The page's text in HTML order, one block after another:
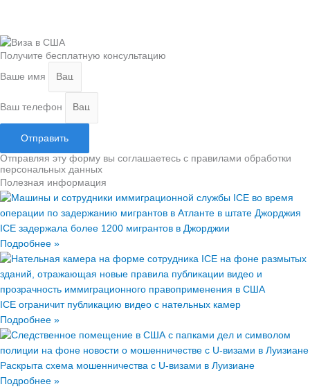
Получите бесплатную консультацию
Ваше имя
Ваш телефон
Отправить
Отправляя эту форму вы соглашаетесь с правилами обработки
персональных данных
Полезная информация
ICE задержала более 1200 мигрантов в Джорджии
Подробнее »
ICE ограничит публикацию видео с нательных камер
Подробнее »
Раскрыта схема мошенничества с U-визами в Луизиане
Подробнее »